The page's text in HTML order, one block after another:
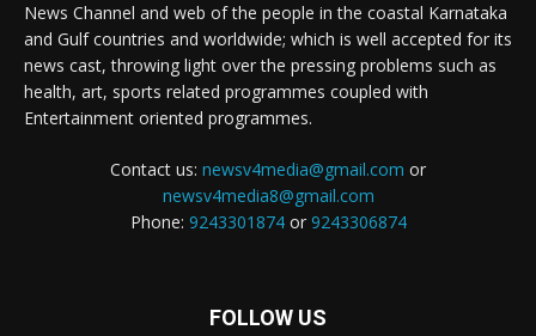
News Channel and web of the people in the coastal Karnataka
and Gulf countries and worldwide; which is well accepted for its
news cast, throwing light over the pressing problems such as
health, art, sports related programmes coupled with
Entertainment oriented programmes.
Contact us: newsv4media@gmail.com or
newsv4media8@gmail.com
Phone: 9243301874or 9243306874
FOLLOW US